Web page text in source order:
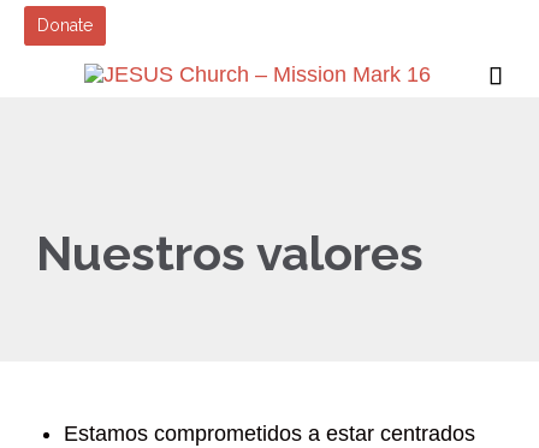
Donate

Nuestros valores
Estamos comprometidos a estar centrados